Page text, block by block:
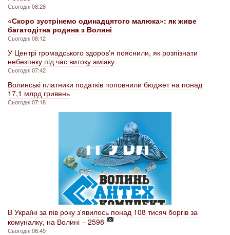
Сьогодні 08:28
«Скоро зустрінемо одинадцятого малюка»: як живе
багатодітна родина з Волині
Сьогодні 08:12
У Центрі громадського здоров'я пояснили, як розпізнати
небезпеку під час витоку аміаку
Сьогодні 07:42
Волинські платники податків поповнили бюджет на понад
17,1 млрд гривень
Сьогодні 07:18
В Україні за пів року з'явилось понад 108 тисяч боргів за
комуналку, на Волині – 2598
Сьогодні 06:45